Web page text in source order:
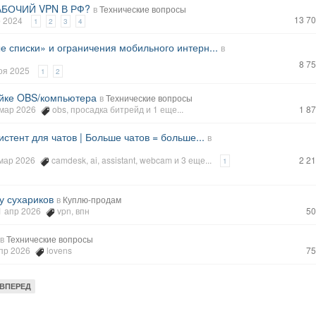
VPN В РФ? вТехнические вопросы
2024
1 2 3 4 13
списки» и ограничения мобильного интерн... в
2025
1 2
8
OBS/компьютера вТехнические вопросы
2026
obs просадка битрейд и 1 еще... 1
для чатов | Больше чатов = больше... в
2026
camdesk ,ai ,assistant ,webcam и 3 еще... 1 2
сухариков в Куплю-продам
апр 2026
vpn впн
вТехнические вопросы
2026
lovens
ВПЕРЕД